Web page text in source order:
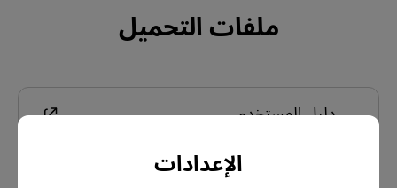
الإعدادات
ملفات التحميل
دليل المستخدم